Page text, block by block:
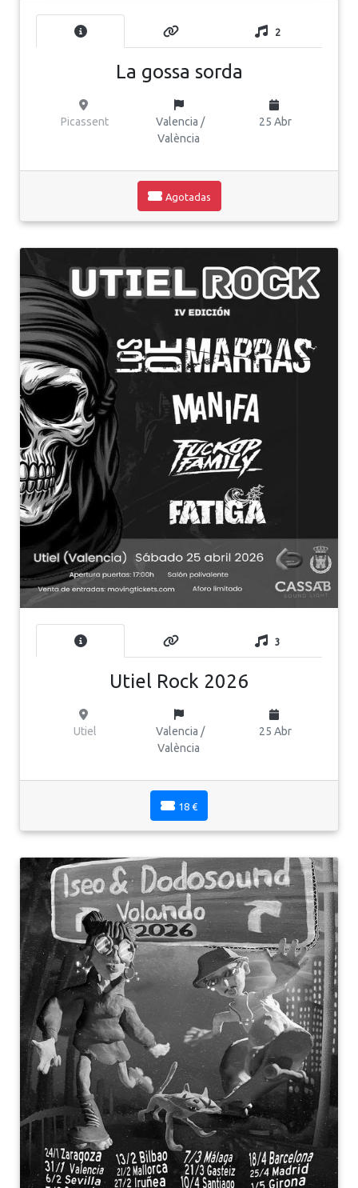
2
La gossa sorda
Picassent
Valencia /
València
25 Abr
Agotadas
3
Utiel Rock 2026
Utiel
Valencia /
València
25 Abr
18 €